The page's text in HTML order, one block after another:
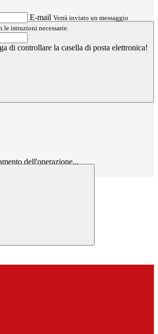
E-mail Verrà inviato un messaggio
istruzioni necessarie.
di controllare la casella di posta elettronica!
dell'operazione...